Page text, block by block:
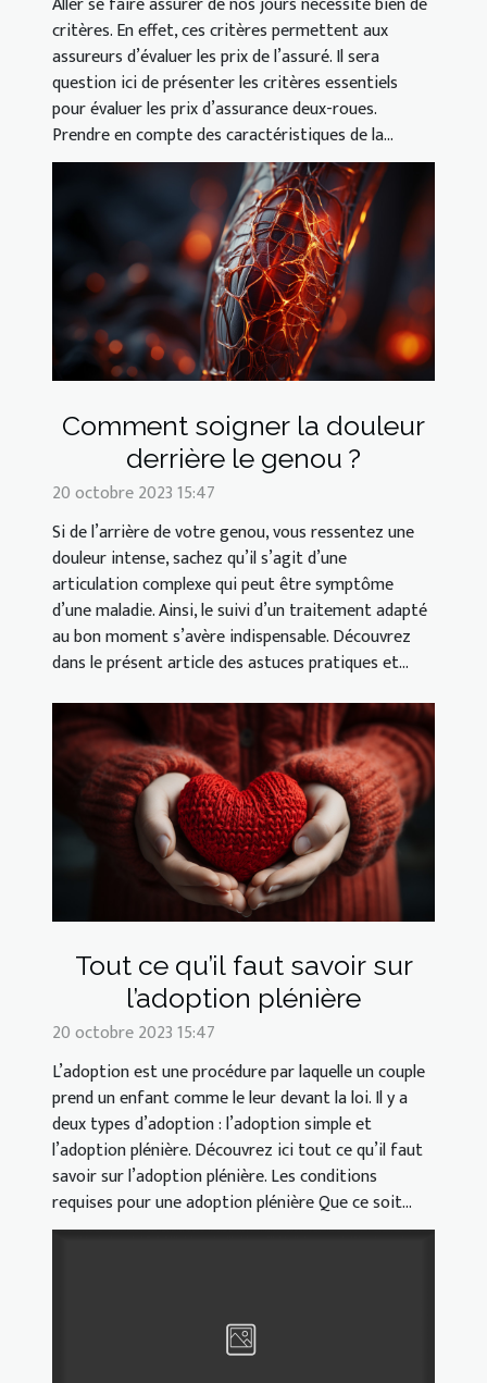
critères. En effet, ces critères permettent aux
assureurs d’évaluer les prix de l’assuré. Il sera
question ici de présenter les critères essentiels
pour évaluer les prix d’assurance deux-roues.
Prendre en compte des caractéristiques de la...
Comment soigner la douleur
derrière le genou ?
20 octobre 2023 15:47
Si de l’arrière de votre genou, vous ressentez une
douleur intense, sachez qu’il s’agit d’une
articulation complexe qui peut être symptôme
d’une maladie. Ainsi, le suivi d’un traitement adapté
au bon moment s’avère indispensable. Découvrez
dans le présent article des astuces pratiques et...
Tout ce qu’il faut savoir sur
l’adoption plénière
20 octobre 2023 15:47
L’adoption est une procédure par laquelle un couple
prend un enfant comme le leur devant la loi. Il y a
deux types d’adoption : l’adoption simple et
l’adoption plénière. Découvrez ici tout ce qu’il faut
savoir sur l’adoption plénière. Les conditions
requises pour une adoption plénière Que ce soit...